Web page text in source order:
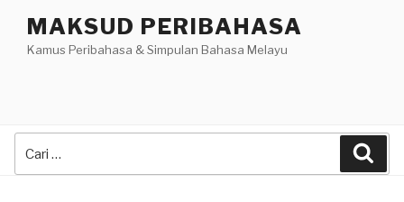
content
MAKSUD PERIBAHASA
Kamus Peribahasa & Simpulan Bahasa Melayu